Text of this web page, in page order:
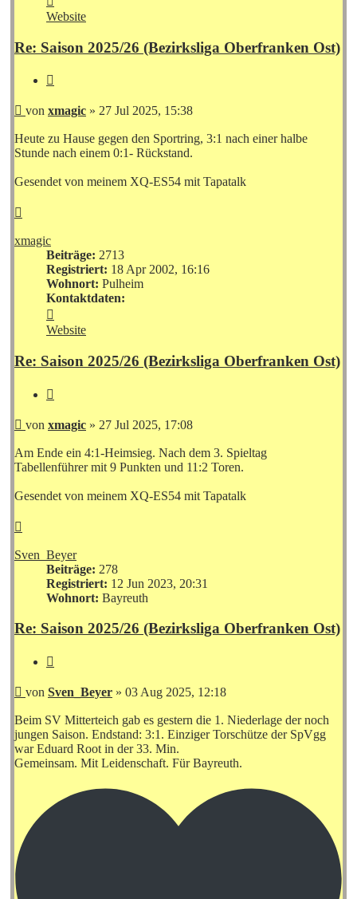
von
xmagic
Website
Re: Saison 2025/26 (Bezirksliga Oberfranken Ost)
Beitrag
von xmagic » 27 Jul 2025, 15:38
Heute zu Hause gegen den Sportring, 3:1 nach einer halbe
Stunde nach einem 0:1- Rückstand.
Gesendet von meinem XQ-ES54 mit Tapatalk
xmagic
Beiträge: 2713
Registriert: 18 Apr 2002, 16:16
Wohnort: Pulheim
Kontaktdaten:
von
xmagic
Website
Re: Saison 2025/26 (Bezirksliga Oberfranken Ost)
Beitrag
von xmagic » 27 Jul 2025, 17:08
Am Ende ein 4:1-Heimsieg. Nach dem 3. Spieltag
Tabellenführer mit 9 Punkten und 11:2 Toren.
Gesendet von meinem XQ-ES54 mit Tapatalk
Sven_Beyer
Beiträge: 278
Registriert: 12 Jun 2023, 20:31
Wohnort: Bayreuth
Re: Saison 2025/26 (Bezirksliga Oberfranken Ost)
Beitrag
von Sven_Beyer » 03 Aug 2025, 12:18
Beim SV Mitterteich gab es gestern die 1. Niederlage der noch
jungen Saison. Endstand: 3:1. Einziger Torschütze der SpVgg
war Eduard Root in der 33. Min.
Gemeinsam. Mit Leidenschaft. Für Bayreuth.